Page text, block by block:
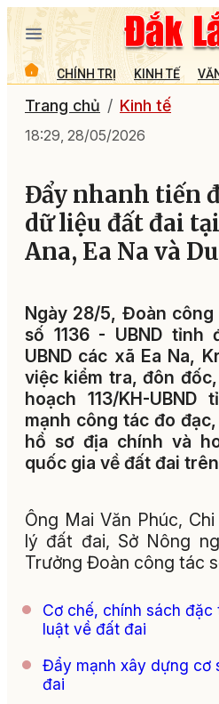
CHÍNH TRỊ KINH TẾ
Trang chủ Kinh tế
18:29, 28/05/2026
Đẩy nhanh tiến
dữ liệu đất đai
Ana, Ea Na và
Ngày 28/5, Đoàn công
số 1136 - UBND
UBND các xã Ea Na,
việc kiểm tra, đôn
hoạch 113/KH-
mạnh công tác đo
hồ sơ địa chính và
quốc gia về đất đai
Ông Mai Văn Phúc,
lý đất đai, Sở Nông
Trưởng Đoàn công tác
Cơ chế, chính sách
luật về đất đai
Đẩy mạnh xây dựng cơ
đai